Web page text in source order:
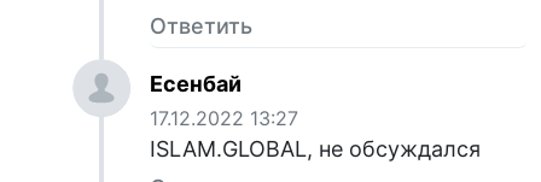
Ответить
Есенбай
17.12.2022 13:27
ISLAM.GLOBAL, не обсуждался